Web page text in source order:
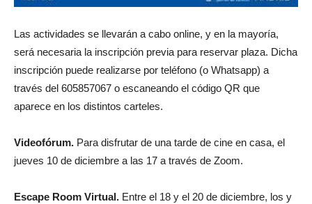
Las actividades se llevarán a cabo online, y en la mayoría,
será necesaria la inscripción previa para reservar plaza. Dicha
inscripción puede realizarse por teléfono (o Whatsapp) a
través del 605857067 o escaneando el código QR que
aparece en los distintos carteles.
Videofórum. Para disfrutar de una tarde de cine en casa, el
jueves 10 de diciembre a las 17 a través de Zoom.
Escape Room Virtual. Entre el 18 y el 20 de diciembre, los y